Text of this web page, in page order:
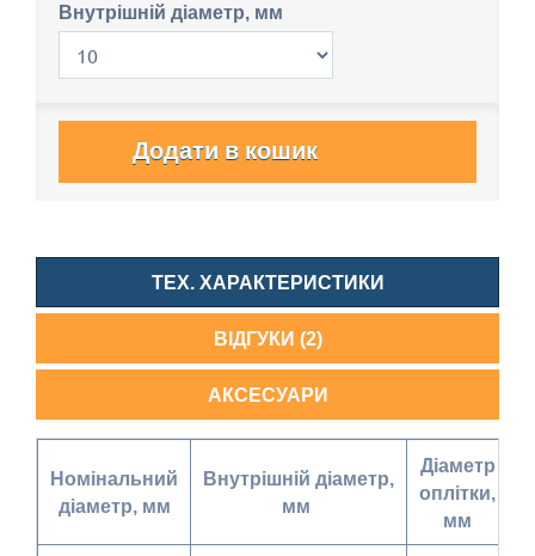
Внутрішній діаметр, мм
Додати в кошик
ТЕХ. ХАРАКТЕРИСТИКИ
ВІДГУКИ (2)
АКСЕСУАРИ
Номінальний
діаметр, мм
Внутрішній діаметр,
мм
Діаметр
оплітки,
мм